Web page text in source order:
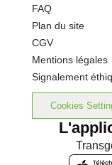
FAQ
Plan du site
CGV
Mentions légales
Signalement
Cookies